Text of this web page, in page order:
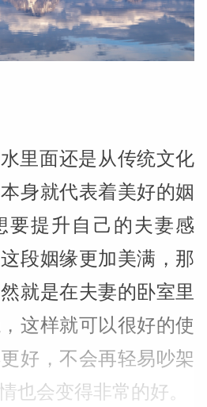
里面还是从传统文化
身就代表着美好的姻
要提升自己的夫妻感
段姻缘更加美满，那
就是在夫妻的卧室里
这样就可以很好的使
好，不会再轻易吵架
也会变得非常的好。